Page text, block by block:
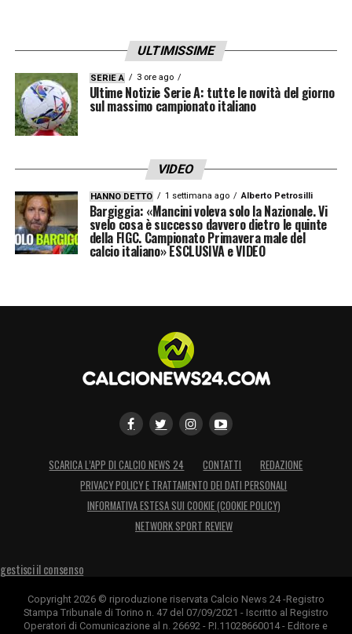
ULTIMISSIME
SERIE A 3 ore ago
Ultime Notizie Serie A: tutte le novità del giorno
sul massimo campionato italiano
VIDEO
HANNO DETTO 1 settimana ago Alberto Petrosilli
Bargiggia: «Mancini voleva solo la Nazionale. Vi
svelo cosa è successo davvero dietro le quinte
della FIGC. Campionato Primavera male del
calcio italiano» ESCLUSIVA e VIDEO
SCARICA L’APP DI CALCIO NEWS 24 CONTATTI
REDAZIONE
PRIVACY POLICY E TRATTAMENTO DEI DATI PERSONALI
INFORMATIVA ESTESA SUI COOKIE (COOKIE POLICY)
NETWORK SPORT REVIEW
gestisci il consenso
Copyright 2026 © riproduzione riservata Calcio News 24 -Registro
Stampa Tribunale di Torino n. 47 del 07/09/2021 - Iscritto al Registro
Operatori di Comunicazione al n. 26692 - P.I.11028660014 - Editore e